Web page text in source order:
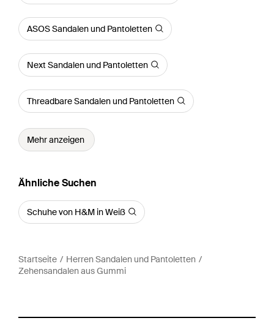
ASOS Sandalen und Pantoletten
Next Sandalen und Pantoletten
Threadbare Sandalen und Pantoletten
Mehr anzeigen
Ähnliche Suchen
Schuhe von H&M in Weiß
Startseite
Herren Sandalen und Pantoletten
Zehensandalen aus Gummi